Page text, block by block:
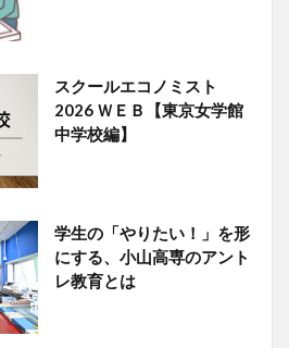
スクールエコノミスト
2026 ＷＥＢ【東京女学館
中学校編】
学生の「やりたい！」を形
にする、小山高専のアント
レ教育とは